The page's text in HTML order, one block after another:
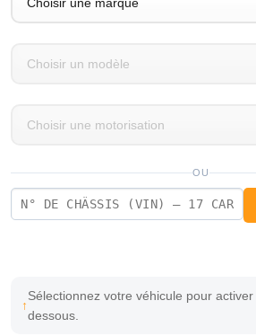
OU
Sélectionnez votre véhicule pour
dessous.